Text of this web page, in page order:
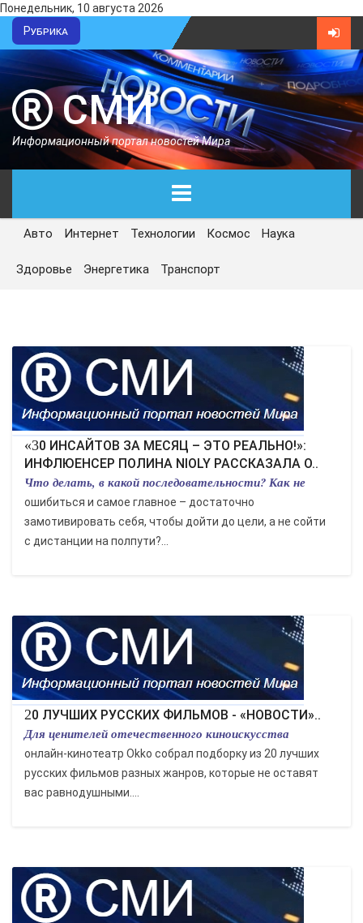
Понедельник, 10 августа 2026
Рубрика
СМИ
Информационный портал новостей Мира
ГЛАВНАЯ
СЕГОДНЯ
ЭКОНОМИКА
КУЛЬТУРА
СПОРТ
ВОЕННЫЕ ДЕЙСТВИЯ
ПРОИСШЕСТВИЯ
Авто Интернет Технологии Космос Наука
Здоровье Энергетика Транспорт
«30 ИНСАЙТОВ ЗА МЕСЯЦ – ЭТО РЕАЛЬНО!»:
ИНФЛЮЕНСЕР ПОЛИНА NIOLY РАССКАЗАЛА О..
Что делать, в какой последовательности? Как не
ошибиться и самое главное – достаточно
замотивировать себя, чтобы дойти до цели, а не сойти
с дистанции на полпути?...
20 ЛУЧШИХ РУССКИХ ФИЛЬМОВ - «НОВОСТИ»..
Для ценителей отечественного киноискусства
онлайн-кинотеатр Okko собрал подборку из 20 лучших
русских фильмов разных жанров, которые не оставят
вас равнодушными....